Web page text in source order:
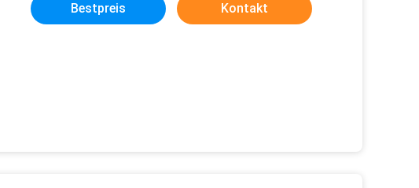
Bestpreis Kontakt